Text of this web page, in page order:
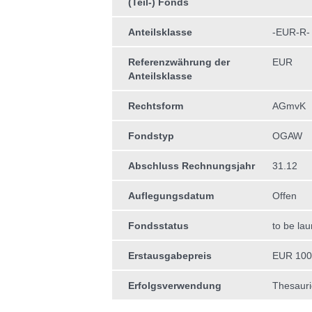
Anteilsklasse -EUR-R-
Referenzwährung der
Anteilsklasse
EUR
Rechtsform AGmvK
Fondstyp OGAW
Abschluss Rechnungsjahr 31.12
Auflegungsdatum Offen
Fondsstatus to be
Erstausgabepreis EUR
Erfolgsverwendung